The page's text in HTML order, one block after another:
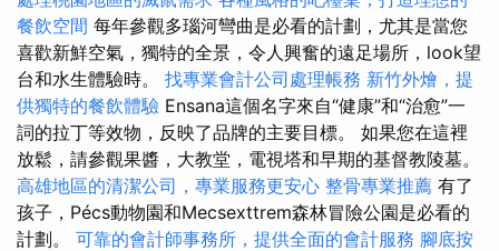
餐飲空間 每年參觀多瑙河彎曲是必看的計劃，尤其是當您
喜歡新鮮空氣，獨特的全景，令人興奮的遠足場所，look望
台和水生體驗時。 找專業會計公司處理帳務 新竹外燴，提
供獨特的餐飲體驗 Ensana這個名字來自“健康”和“治愈”一
詞的拉丁等效物，反映了品牌的主要目標。 如果您在這裡
放鬆，請參觀果醬，大教堂，電視塔和早期的基督教陵墓。
高雄地區的清潔公司，專業服務更安心 整骨專業推薦 有了
孩子，Pécs動物園和Mecsexttrem森林冒險公園是必看的
計劃。 可靠的會計師事務所，提供全面的會計服務 腳底按